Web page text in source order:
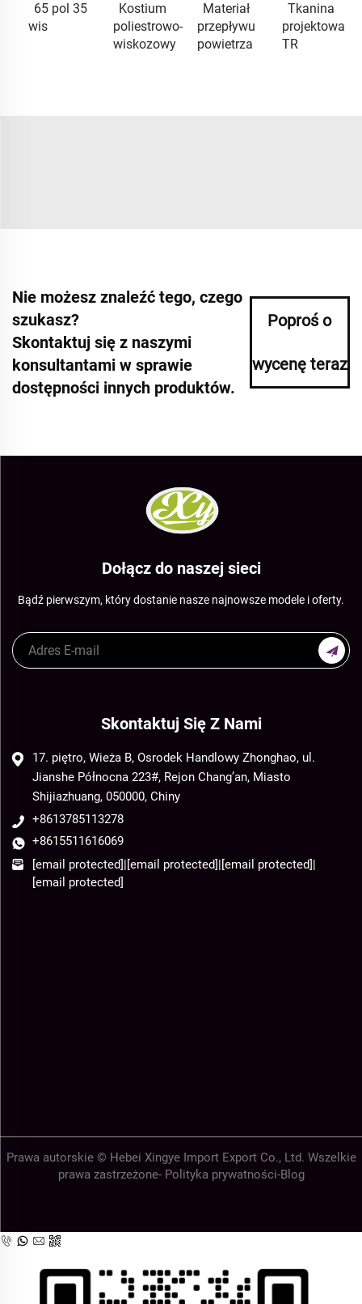
65 pol 35
wis
Kostium
poliestrowo-
wiskozowy
Materiał
przepływu
powietrza
Tkanina
projektowa
TR
Nie możesz znaleźć tego, czego
szukasz?
Skontaktuj się z naszymi
konsultantami w sprawie
dostępności innych produktów.
Poproś o
wycenę teraz
Dołącz do naszej sieci
Bądź pierwszym, który dostanie nasze najnowsze modele i oferty.
Skontaktuj Się Z Nami
17. piętro, Wieża B, Osrodek Handlowy Zhonghao, ul.
Jianshe Północna 223#, Rejon Chang’an, Miasto
Shijiazhuang, 050000, Chiny
+8613785113278
+8615511616069
[email protected]|[email protected]|[email protected]|
[email protected]
Prawa autorskie © Hebei Xingye Import Export Co., Ltd. Wszelkie
prawa zastrzeżone- Polityka prywatności-Blog